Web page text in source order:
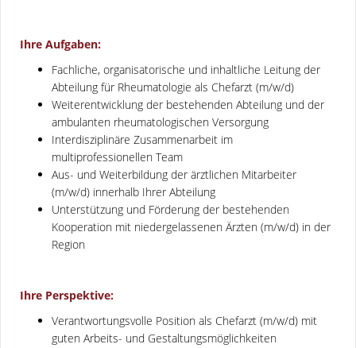
Ihre Aufgaben:
Fachliche, organisatorische und inhaltliche Leitung der
Abteilung für Rheumatologie als Chefarzt (m/w/d)
Weiterentwicklung der bestehenden Abteilung und der
ambulanten rheumatologischen Versorgung
Interdisziplinäre Zusammenarbeit im
multiprofessionellen Team
Aus- und Weiterbildung der ärztlichen Mitarbeiter
(m/w/d) innerhalb Ihrer Abteilung
Unterstützung und Förderung der bestehenden
Kooperation mit niedergelassenen Ärzten (m/w/d) in der
Region
Ihre Perspektive:
Verantwortungsvolle Position als Chefarzt (m/w/d) mit
guten Arbeits- und Gestaltungsmöglichkeiten